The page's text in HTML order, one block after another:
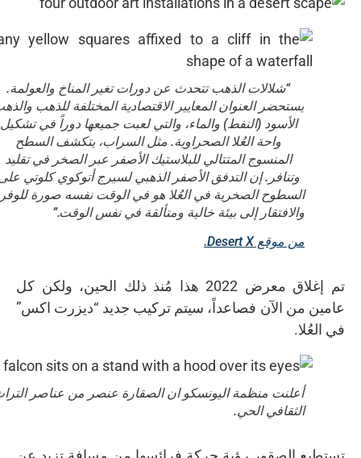
“شلالات الذهب تتحدث عن دورات تغير المناخ والعولمة.
يستحضر العنوان المعايير الاقتصادية المختلفة للذهب
الأسود (النفط) والماء، والتي لعبت جميعها دوراً في تشكيل
واحة العُلا الصحراوية. مثل السراب، يتكشف السطح
المنسوج المتتالي للبلاستيك الأصفر عبر الصخر في تقليد
وتنافر. إن التدفق الأصفر الذهبي لسيرج أتوكوي كلوتي
السطوح الصخرية في العُلا هو في الوقت نفسه صورة
والافتقار إلى بيئة خالية ومتألقة في نفس الوقت.”
من موقع Desert X.
تم إغلاق معرض 2022 هذا مُنذ ذلك الحين، ولكن كل
عامين من الآن فصاعداً، سيتم تركيب جديد “ديزرت اكس”
في العُلا.
أعلنت منظمة اليونسكو ان الصقارة عنصر من عناصر
الثقافي الحي.